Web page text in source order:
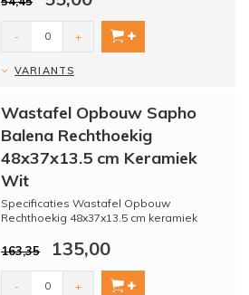
- +
VARIANTS
Wastafel Opbouw Sapho
Balena Rechthoekig
48x37x13.5 cm Keramiek
Wit
Specificaties Wastafel Opbouw
Rechthoekig 48x37x13.5 cm keramiek
- Merk: Sapho
163,35 135,00
- +